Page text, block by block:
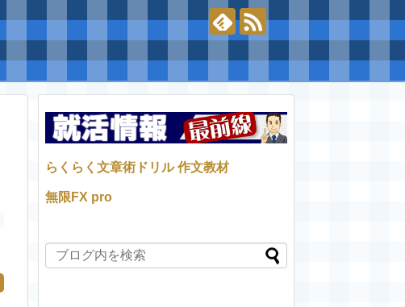
らくらく文章術ドリル 作文教材
無限FX pro